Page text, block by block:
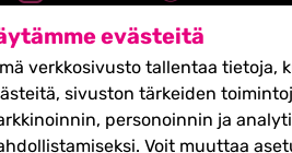
evästeitä
verkkosivusto tallentaa tietoja,
sivuston tärkeiden
personoinnin ja
Voit muuttaa
Diili-voittaja, mediapersoona
asenne, oman polun
asenteen löytäminen.